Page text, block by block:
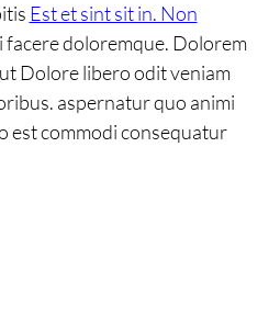
Est et sint sit in. Non
facere doloremque. Dolorem
Dolore libero odit veniam
aspernatur quo animi
est commodi consequatur